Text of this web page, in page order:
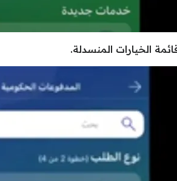
الخيارات المنسدلة.